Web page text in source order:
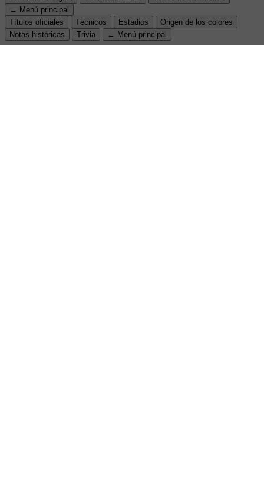
← Menú principal
Títulos oficiales
Técnicos Estadios
Origen de los colores
Notas históricas
Trivia ← Menú principal